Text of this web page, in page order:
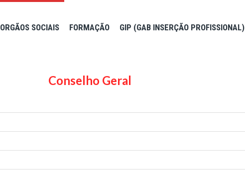
ORGÃOS SOCIAIS FORMAÇÃO GIP (GAB INSERÇÃO PROFISSIONAL)
Conselho Geral